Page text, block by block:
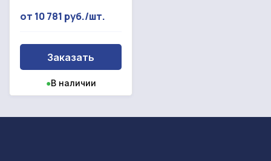
от 10 781 руб./шт.
Заказать
●В наличии